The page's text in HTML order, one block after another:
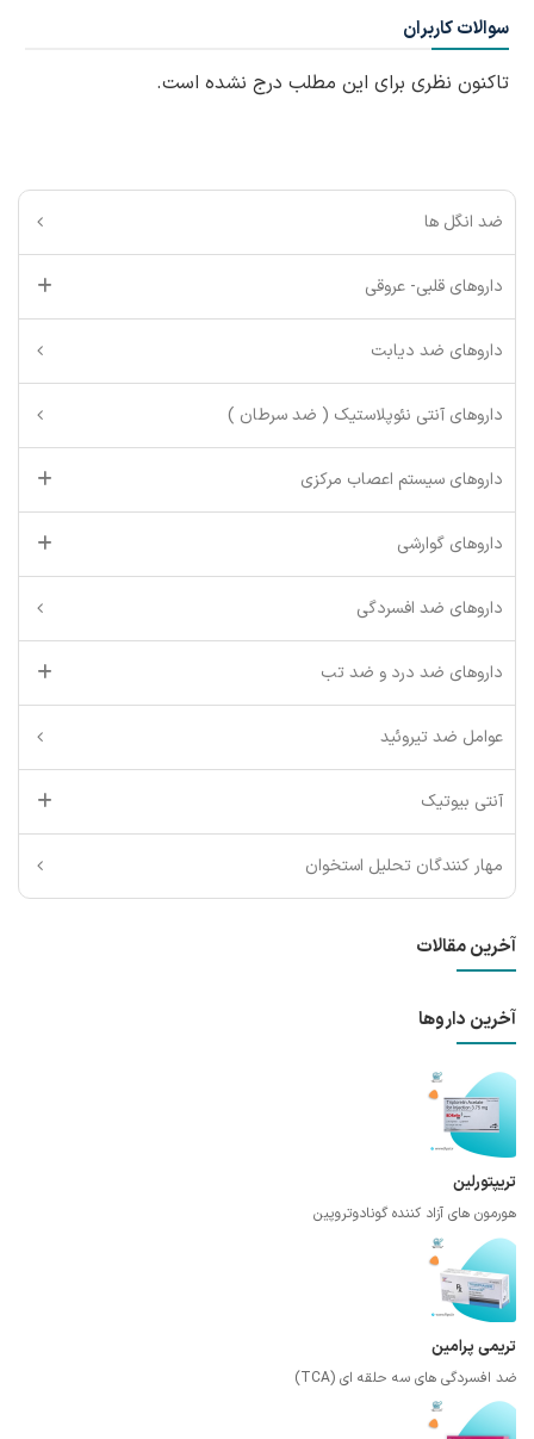
سوالات کاربران
تاکنون نظری برای این مطلب درج نشده است.
ضد انگل ها
داروهای قلبی- عروقی
داروهای ضد دیابت
داروهای آنتی نئوپلاستیک ( ضد سرطان )
داروهای سیستم اعصاب مرکزی
داروهای گوارشی
داروهای ضد افسردگی
داروهای ضد درد و ضد تب
عوامل ضد تیروئید
آنتی بیوتیک
مهار کنندگان تحلیل استخوان
آخرین مقالات
آخرین داروها
تریپتورلین
هورمون های آزاد کننده گونادوتروپین
تریمی پرامین
ضد افسردگی های سه حلقه ای (TCA)